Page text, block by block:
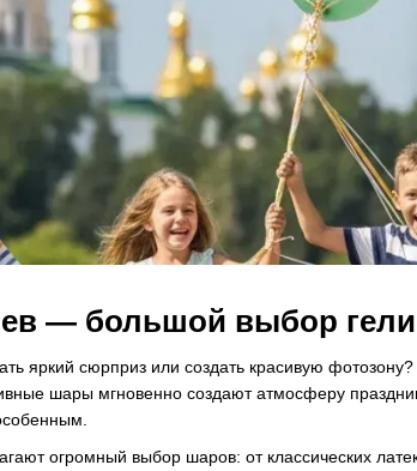
— большой выбор
яркий сюрприз или создать красивую
шары мгновенно создают атмосферу
огромный выбор шаров: от классических